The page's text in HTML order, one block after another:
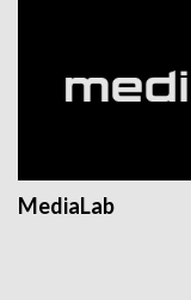
MediaLab